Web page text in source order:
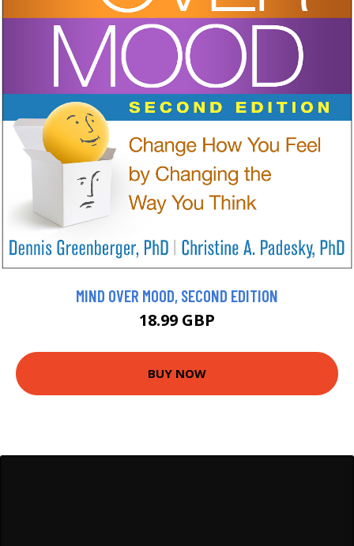
MIND OVER MOOD, SECOND EDITION
18.99 GBP
BUY NOW